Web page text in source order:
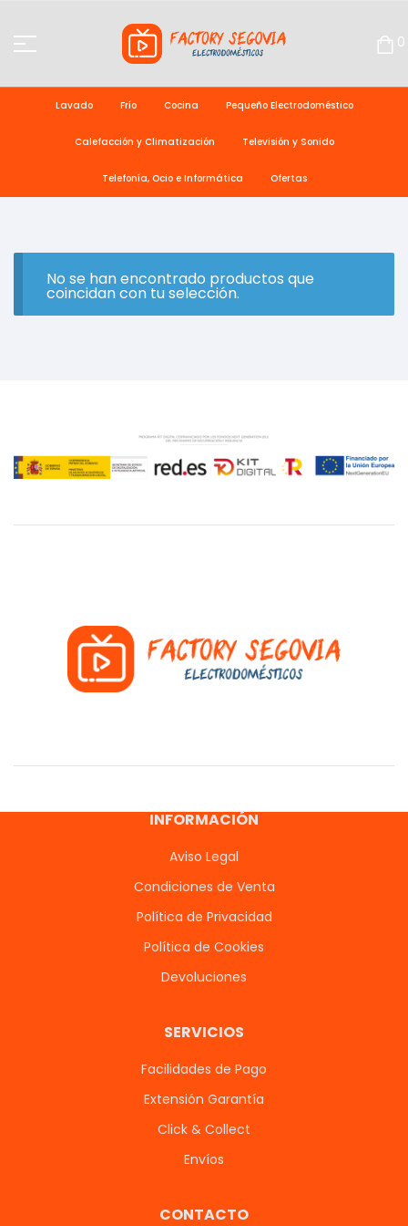
0
Lavado Frío Cocina Pequeño Electrodoméstico
Calefacción y Climatización Televisión y Sonido
Telefonía, Ocio e Informática Ofertas
No se han encontrado productos que
coincidan con tu selección.
INFORMACIÓN
Aviso Legal
Condiciones de Venta
Política de Privacidad
Política de Cookies
Devoluciones
SERVICIOS
Facilidades de Pago
Extensión Garantía
Click & Collect
Envíos
CONTACTO